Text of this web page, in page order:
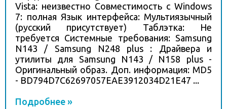
Vista: неизвестно Совместимость с Windows
7: полная Язык интерфейса: Мультиязычный
(русский присутствует) Таблэтка: Не
требуется Системные требования: Samsung
N143 / Samsung N248 plus : Драйвера и
утилиты для Samsung N143 / N158 plus -
Оригинальный образ. Доп. информация: MD5
- BD794D7C62697057EAE3912034D21E47 ...
Подробнее »